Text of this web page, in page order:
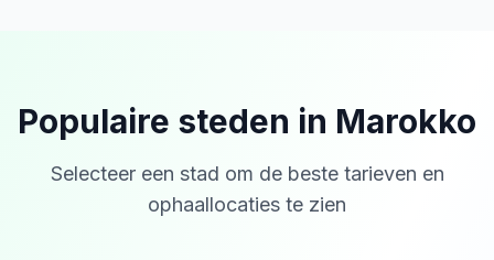
Populaire steden in Marokko
Selecteer een stad om de beste tarieven en
ophaallocaties te zien